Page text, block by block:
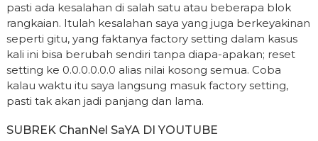
pasti ada kesalahan di salah satu atau beberapa blok
rangkaian. Itulah kesalahan saya yang juga berkeyakinan
seperti gitu, yang faktanya factory setting dalam kasus
kali ini bisa berubah sendiri tanpa diapa-apakan; reset
setting ke 0.0.0.0.0.0 alias nilai kosong semua. Coba
kalau waktu itu saya langsung masuk factory setting,
pasti tak akan jadi panjang dan lama.
SUBREK ChanNel SaYA DI YOUTUBE